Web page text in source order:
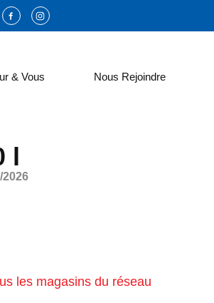
& Vous Nous Rejoindre
l
les magasins du réseau